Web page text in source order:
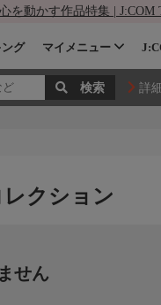
を動かす作品特集 | J:COM
グ マイメニュー
詳
クション
せん